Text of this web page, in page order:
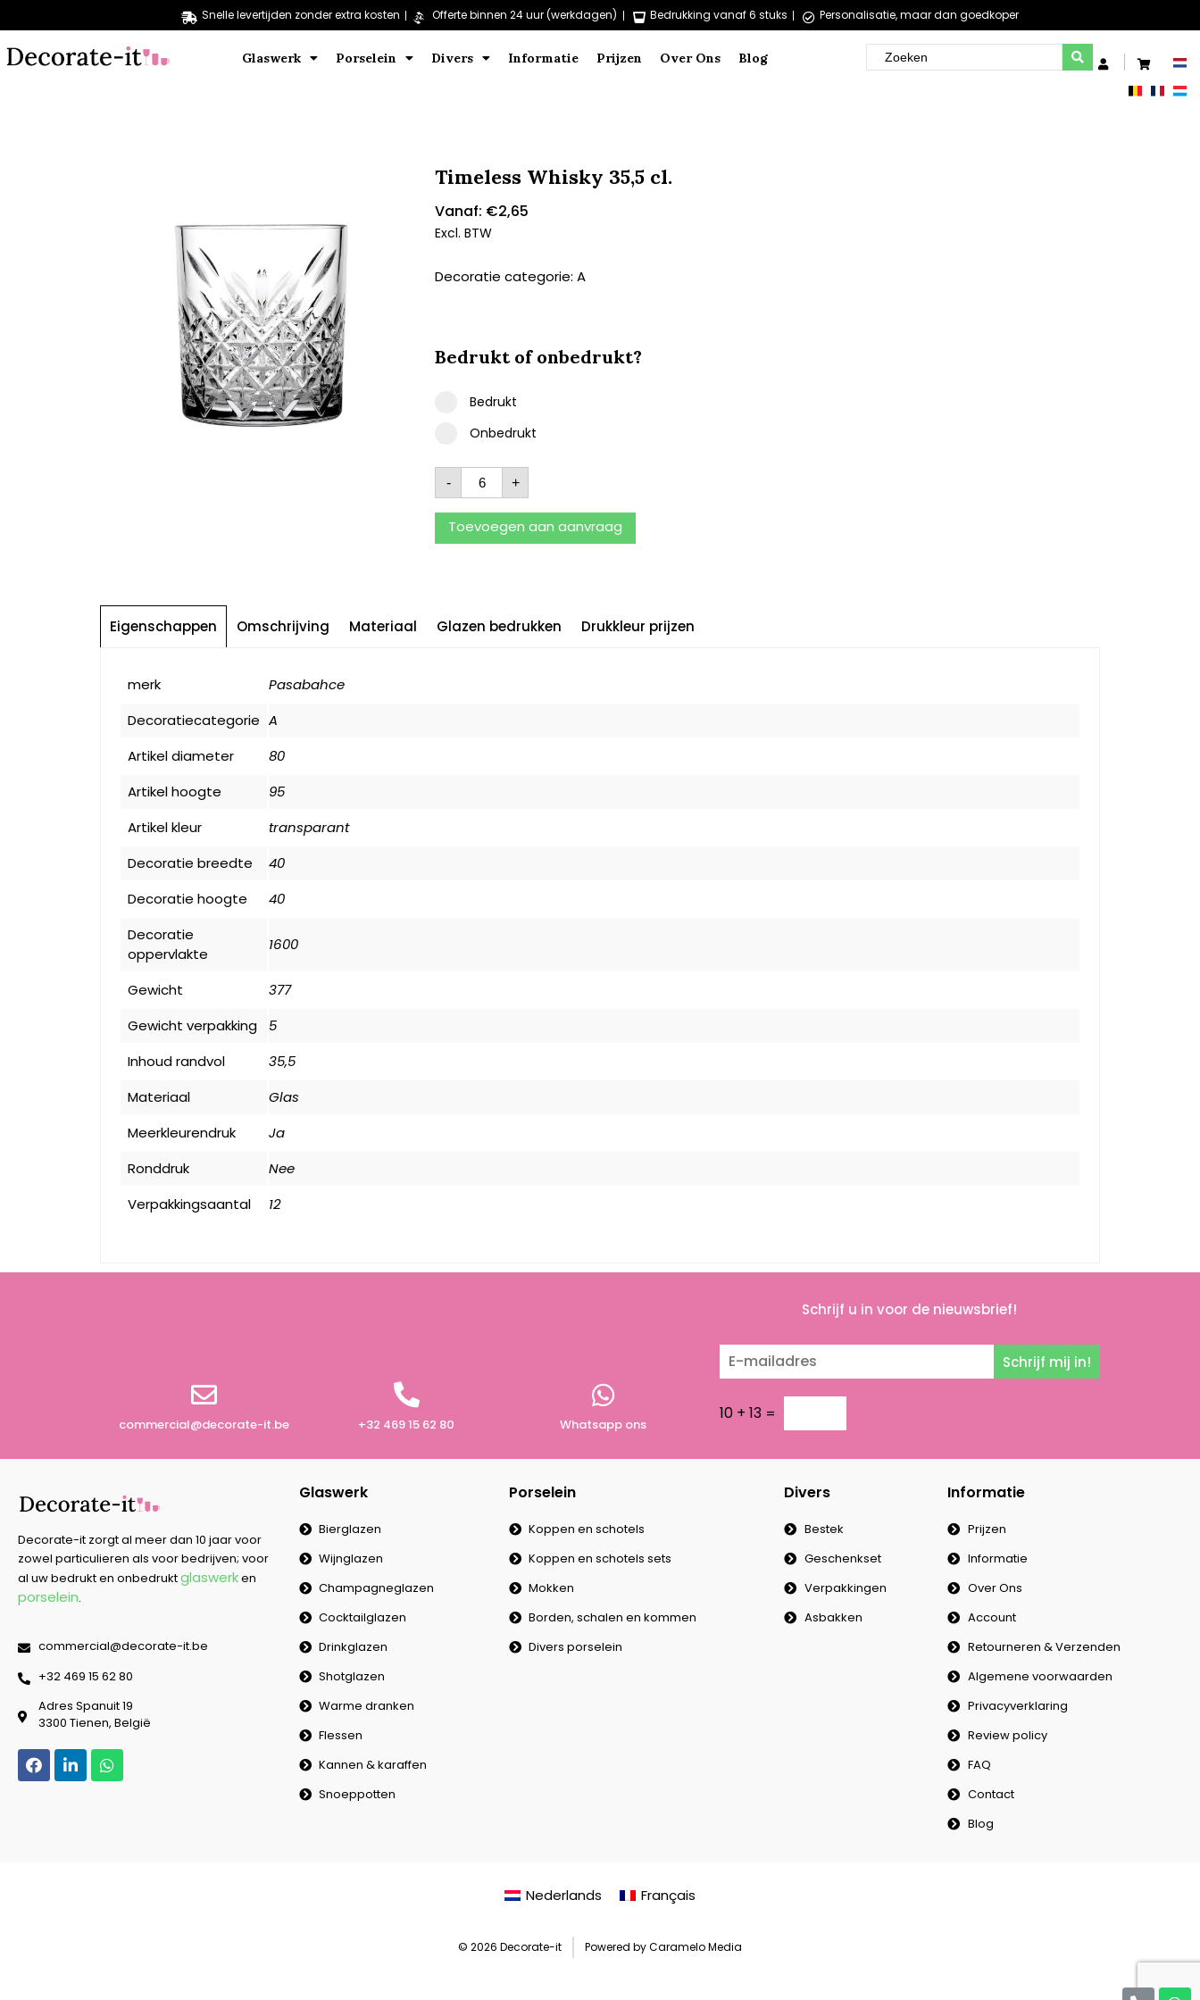
Snelle levertijden zonder extra kosten Offerte binnen 24 uur (werkdagen) Bedrukking vanaf 6 stuks Personalisatie, maar dan goedkoper
Glaswerk Porselein Divers Informatie Prijzen Over Ons Blog
Timeless Whisky 35,5 cl.
Vanaf: €2,65
Excl. BTW
Decoratie categorie: A
Bedrukt of onbedrukt?
Bedrukt
Onbedrukt
- +
Toevoegen aan aanvraag
Eigenschappen Omschrijving Materiaal Glazen bedrukken Drukkleur prijzen
merk
Pasabahce
Decoratiecategorie A
Artikel diameter
80
Artikel hoogte
95
Artikel kleur
transparant
Decoratie breedte
40
Decoratie hoogte
40
Decoratie
oppervlakte
1600
Gewicht
377
Gewicht verpakking
5
Inhoud randvol
35,5
Materiaal
Glas
Meerkleurendruk
Ja
Ronddruk
Nee
Verpakkingsaantal
12
commercial@decorate-it.be +32 469 15 62 80 Whatsapp ons
Schrijf u in voor de nieuwsbrief!
10 + 13 =
Schrijf mij in!
Decorate-it zorgt al meer dan 10 jaar voor
zowel particulieren als voor bedrijven; voor
al uw bedrukt en onbedruktglaswerken
porselein.
commercial@decorate-it.be
‭+32 469 15 62 80‬
Adres Spanuit 19
3300 Tienen, België
Glaswerk
Bierglazen
Wijnglazen
Champagneglazen
Cocktailglazen
Drinkglazen
Shotglazen
Warme dranken
Flessen
Kannen & karaffen
Snoeppotten
Porselein
Koppen en schotels
Koppen en schotels sets
Mokken
Borden, schalen en kommen
Divers porselein
Divers
Bestek
Geschenkset
Verpakkingen
Asbakken
Informatie
Prijzen
Informatie
Over Ons
Account
Retourneren & Verzenden
Algemene voorwaarden
Privacyverklaring
Review policy
FAQ
Contact
Blog
Nederlands Français
© 2026 Decorate-it Powered by Caramelo Media